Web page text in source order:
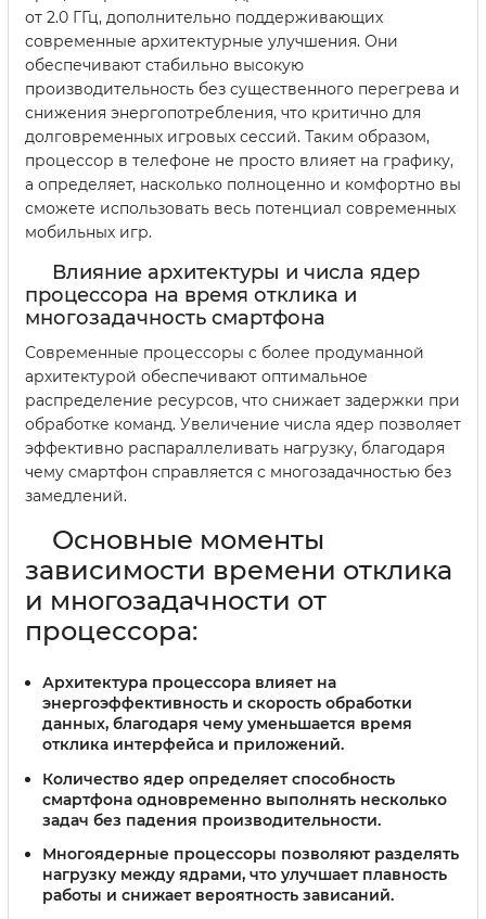
от 2.0 ГГц, дополнительно поддерживающих
современные архитектурные улучшения. Они
обеспечивают стабильно высокую
производительность без существенного перегрева и
снижения энергопотребления, что критично для
долговременных игровых сессий. Таким образом,
процессор в телефоне не просто влияет на графику,
а определяет, насколько полноценно и комфортно вы
сможете использовать весь потенциал современных
мобильных игр.
Влияние архитектуры и числа ядер
процессора на время отклика и
многозадачность смартфона
Современные процессоры с более продуманной
архитектурой обеспечивают оптимальное
распределение ресурсов, что снижает задержки при
обработке команд. Увеличение числа ядер позволяет
эффективно распараллеливать нагрузку, благодаря
чему смартфон справляется с многозадачностью без
замедлений.
Основные моменты
зависимости времени отклика
и многозадачности от
процессора:
Архитектура процессора влияет на
энергоэффективность и скорость обработки
данных, благодаря чему уменьшается время
отклика интерфейса и приложений.
Количество ядер определяет способность
смартфона одновременно выполнять несколько
задач без падения производительности.
Многоядерные процессоры позволяют разделять
нагрузку между ядрами, что улучшает плавность
работы и снижает вероятность зависаний.